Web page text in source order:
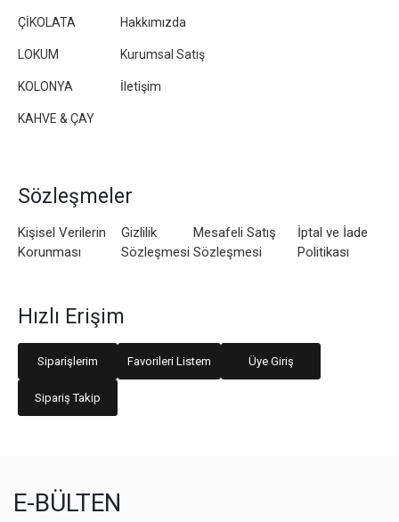
ÇİKOLATA
LOKUM
KOLONYA
KAHVE & ÇAY
Hakkımızda
Kurumsal Satış
İletişim
Sözleşmeler
Kişisel Verilerin
Korunması
Gizlilik
Sözleşmesi
Mesafeli Satış
Sözleşmesi
İptal ve İade
Politikası
Hızlı Erişim
Siparişlerim Favorileri Listem Üye Giriş
Sipariş Takip
E-BÜLTEN